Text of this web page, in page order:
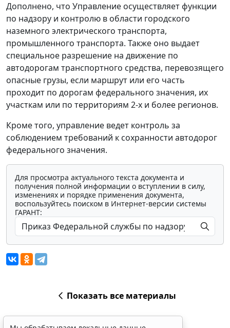
Дополнено, что Управление осуществляет функции
по надзору и контролю в области городского
наземного электрического транспорта,
промышленного транспорта. Также оно выдает
специальное разрешение на движение по
автодорогам транспортного средства, перевозящего
опасные грузы, если маршрут или его часть
проходит по дорогам федерального значения, их
участкам или по территориям 2-х и более регионов.
Кроме того, управление ведет контроль за
соблюдением требований к сохранности автодорог
федерального значения.
Для просмотра актуального текста документа и
получения полной информации о вступлении в силу,
изменениях и порядке применения документа,
воспользуйтесь поиском в Интернет-версии системы
ГАРАНТ:
Показать все материалы